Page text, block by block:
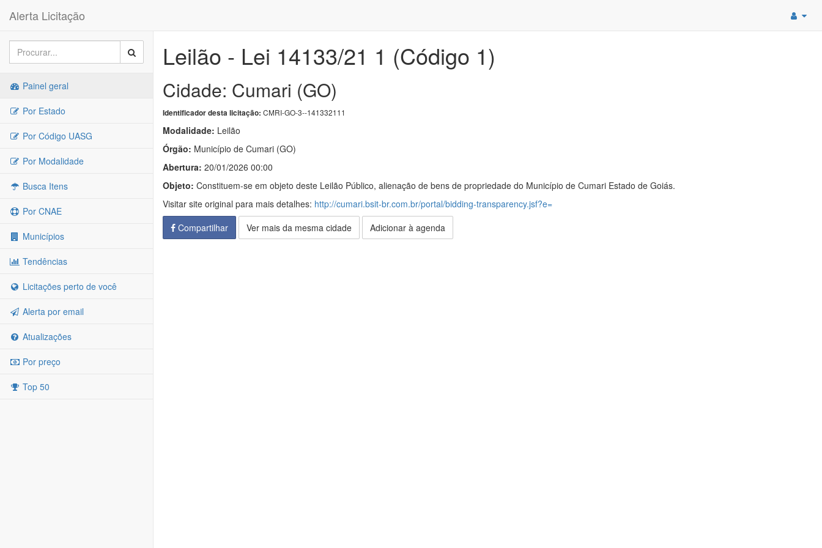
Alerta Licitação
Painel geral
Por Estado
Por Código UASG
Por Modalidade
Busca Itens
Por CNAE
Municípios
Tendências
Licitações perto de você
Alerta por email
Atualizações
Por preço
Top 50
Leilão - Lei 14133/21 1 (Código 1)
Cidade: Cumari (GO)
Identificador desta licitação: CMRI-GO-3--141332111
Modalidade: Leilão
Órgão: Município de Cumari (GO)
Abertura: 20/01/2026 00:00
Objeto: Constituem-se em objeto deste Leilão Público, alienação de bens de propriedade do Município de Cumari Estado de Goiás.
Visitar site original para mais detalhes: http://cumari.bsit-br.com.br/portal/bidding-transparency.jsf?e=
Compartilhar
Ver mais da mesma cidade Adicionar à agenda